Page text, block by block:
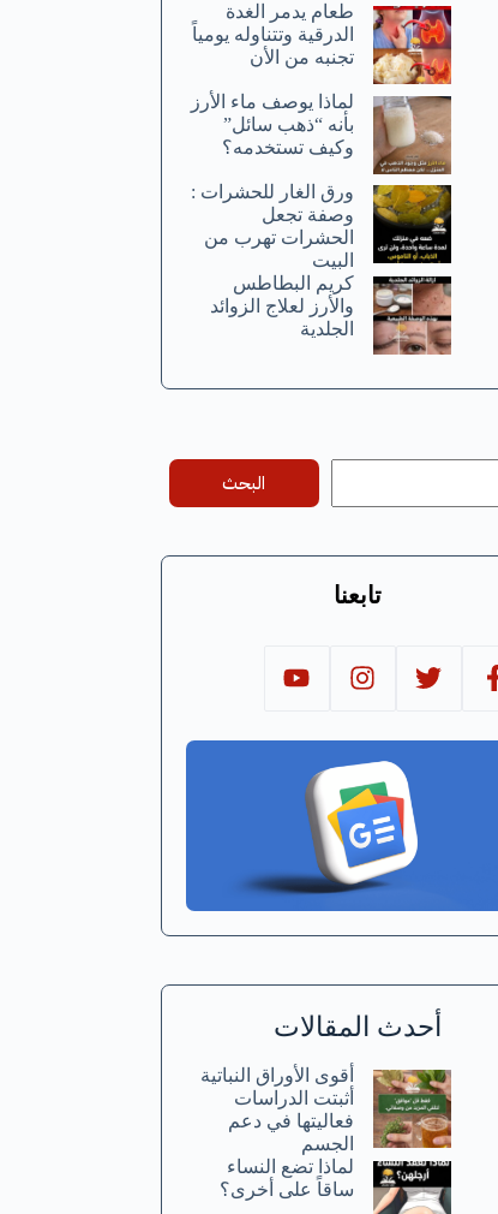
طعام يدمر الغدة
الدرقية وتتناوله يومياً
تجنبه من الأن
لماذا يوصف ماء الأرز
بأنه “ذهب سائل”
وكيف تستخدمه؟
ورق الغار للحشرات :
وصفة تجعل
الحشرات تهرب من
البيت
كريم البطاطس
والأرز لعلاج الزوائد
الجلدية
البحث
تابعنا
أحدث المقالات
أقوى الأوراق النباتية
أثبتت الدراسات
فعاليتها في دعم
الجسم
لماذا تضع النساء
ساقاً على أخرى؟